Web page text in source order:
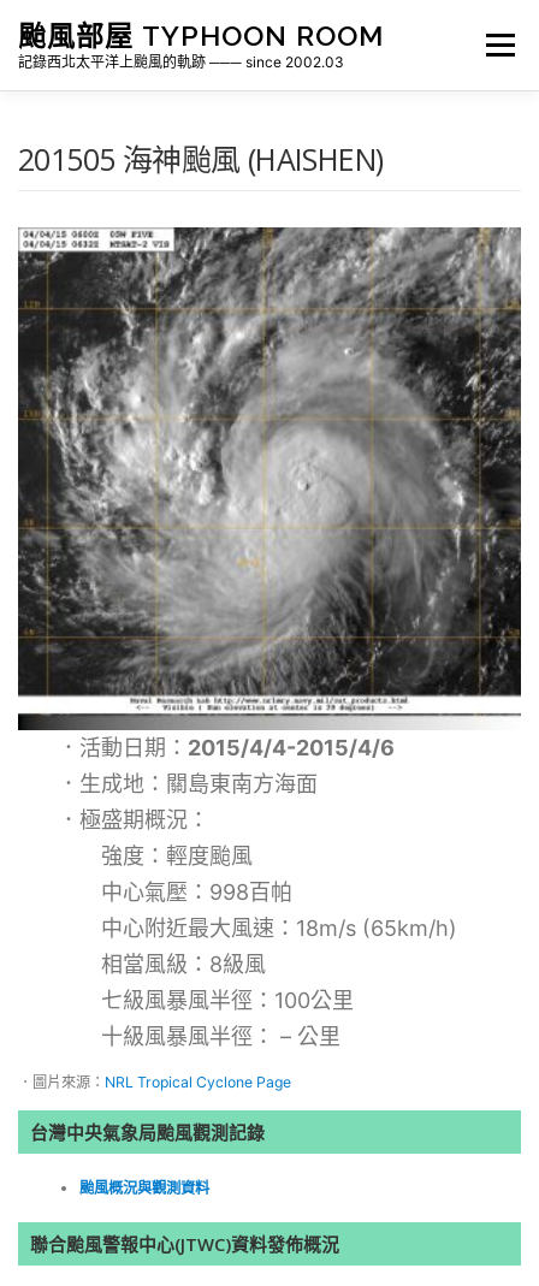
颱風部屋 TYPHOON ROOM
記錄西北太平洋上颱風的軌跡 ─── since 2002.03
選單
各地瞬間風速紀錄 侵台颱風新聞剪報 氣象相關資源
201505 海神颱風 (HAISHEN)
．活動日期： 2015/4/4-2015/4/6
．生成地：關島東南方海面
．極盛期概況：
強度：輕度颱風
中心氣壓：998百帕
中心附近最大風速：18m/s (65km/h)
相當風級：8級風
七級風暴風半徑：100公里
十級風暴風半徑： – 公里
．圖片來源： NRL Tropical Cyclone Page
台灣中央氣象局颱風觀測記錄
颱風概況與觀測資料
聯合颱風警報中心(JTWC)資料發佈概況